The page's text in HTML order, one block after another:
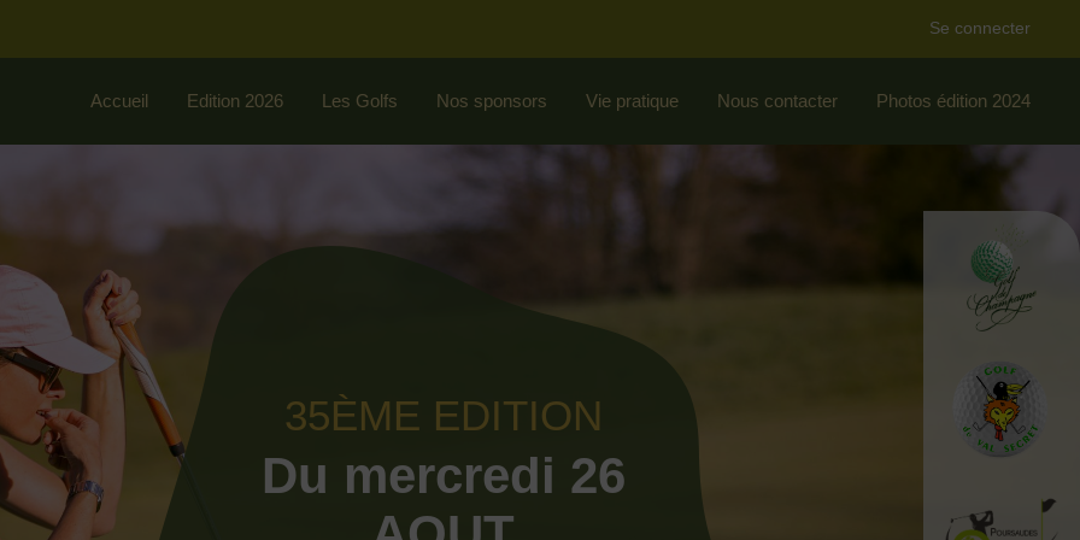
Se connecter
Accueil Edition 2026 Les Golfs Nos sponsors Vie pratique Nous contacter Photos édition 2024
35ÈME EDITION
Du mercredi 26